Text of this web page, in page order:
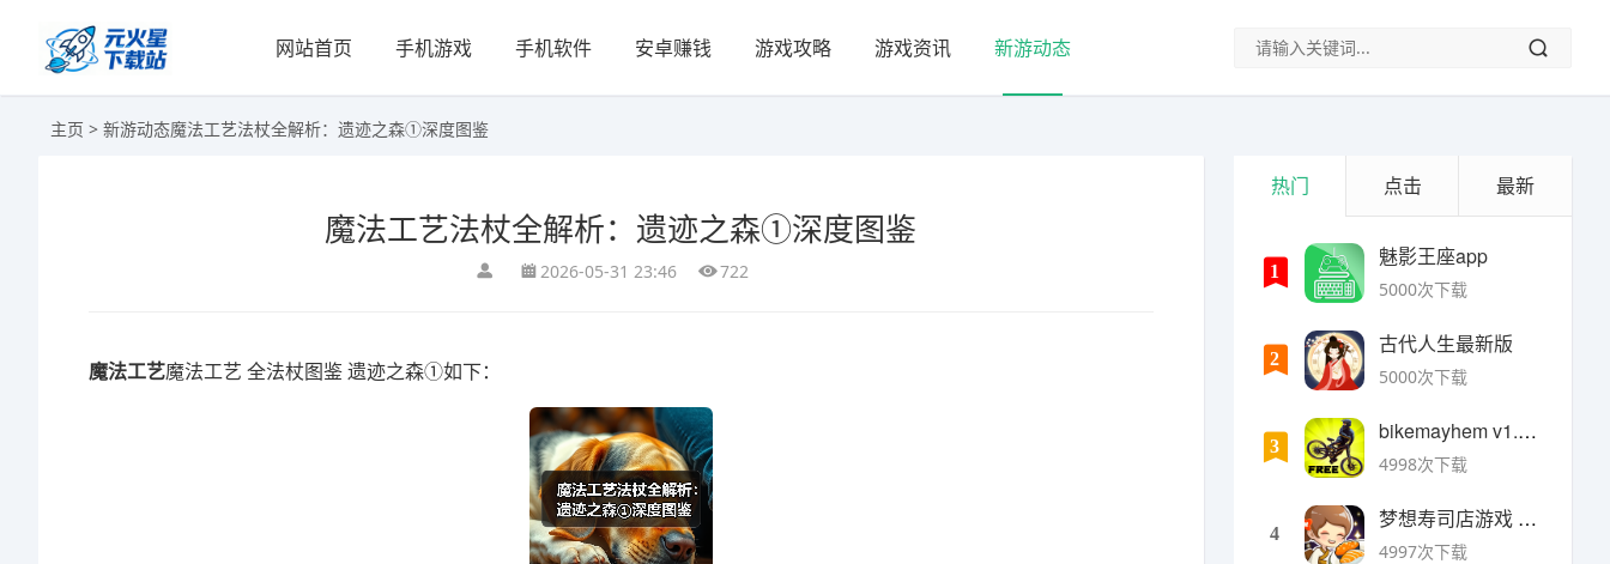
网站首页 手机游戏 手机软件 安卓赚钱 游戏攻略 游戏资讯 新游动态
主页 > 新游动态魔法工艺法杖全解析：遗迹之森①深度图鉴
魔法工艺法杖全解析：遗迹之森①深度图鉴
2026-05-31 23:46 722
魔法工艺魔法工艺 全法杖图鉴 遗迹之森①如下：
热门 点击 最新
1
魅影王座app
5000次下载
2
古代人生最新版
5000次下载
3
bikemayhem v1.6.2安卓版
4998次下载
4
梦想寿司店游戏 v4.14.1安卓版
4997次下载